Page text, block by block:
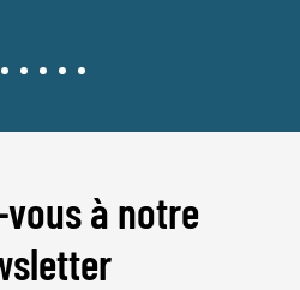
à notre